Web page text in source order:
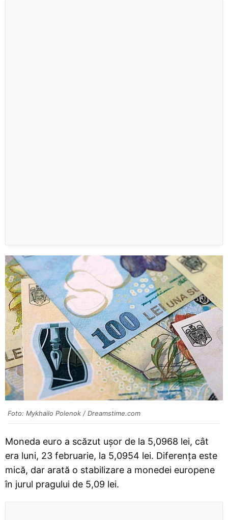
Foto: Mykhailo Polenok / Dreamstime.com
Moneda euro a scăzut ușor de la 5,0968 lei, cât
era luni, 23 februarie, la 5,0954 lei. Diferența este
mică, dar arată o stabilizare a monedei europene
în jurul pragului de 5,09 lei.